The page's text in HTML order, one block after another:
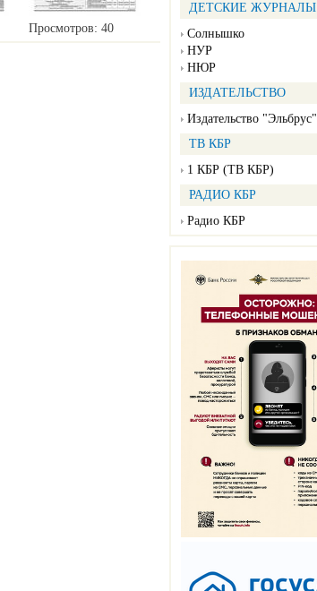
ДЕТСКИЕ ЖУРНАЛЫ
Солнышко
НУР
НЮР
ИЗДАТЕЛЬСТВО
Издательство "Эльбрус"
ТВ КБР
1 КБР (ТВ КБР)
РАДИО КБР
Радио КБР
Просмотров: 40